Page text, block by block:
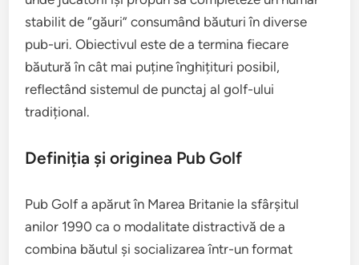
stabilit de “găuri” consumând băuturi în diverse
pub-uri. Obiectivul este de a termina fiecare
băutură în cât mai puține înghițituri posibil,
reflectând sistemul de punctaj al golf-ului
tradițional.
Definiția și originea Pub Golf
Pub Golf a apărut în Marea Britanie la sfârșitul
anilor 1990 ca o modalitate distractivă de a
combina băutul și socializarea într-un format